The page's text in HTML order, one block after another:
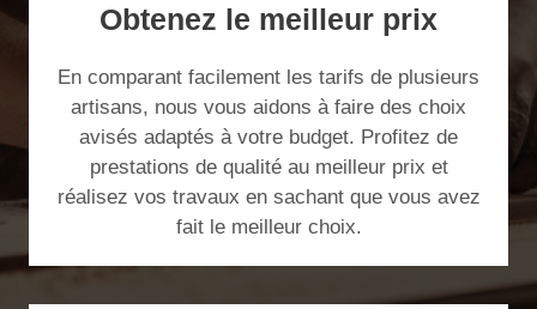
Obtenez le meilleur prix
En comparant facilement les tarifs de plusieurs
artisans, nous vous aidons à faire des choix
avisés adaptés à votre budget. Profitez de
prestations de qualité au meilleur prix et
réalisez vos travaux en sachant que vous avez
fait le meilleur choix.